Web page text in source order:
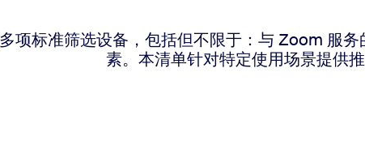
Phone
Contact Center
项标准筛选设备，包括但不限于：与 Zoom 服
素。本清单针对特定使用场景提供推